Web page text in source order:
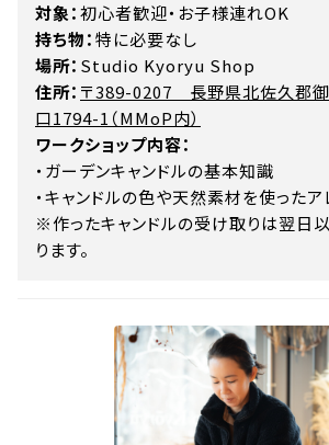
対象：初心者歓迎・お子様連れOK
持ち物：特に必要なし
場所： Studio Kyoryu Shop
住所： 〒389-0207 長野県北佐久郡
口1794-1（MMoP内）
ワークショップ内容：
・ガーデンキャンドルの基本知識
・キャンドルの色や天然素材を使った
※作ったキャンドルの受け取りは翌日
ります。